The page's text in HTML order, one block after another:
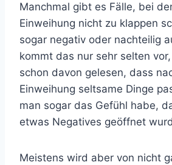
Manchmal gibt es Fälle, bei
Einweihung nicht zu klappen
sogar negativ oder nachteilig
kommt das nur sehr selten
schon davon gelesen, dass
Einweihung seltsame Dinge
man sogar das Gefühl habe,
etwas Negatives geöffnet
Meistens wird aber von nicht